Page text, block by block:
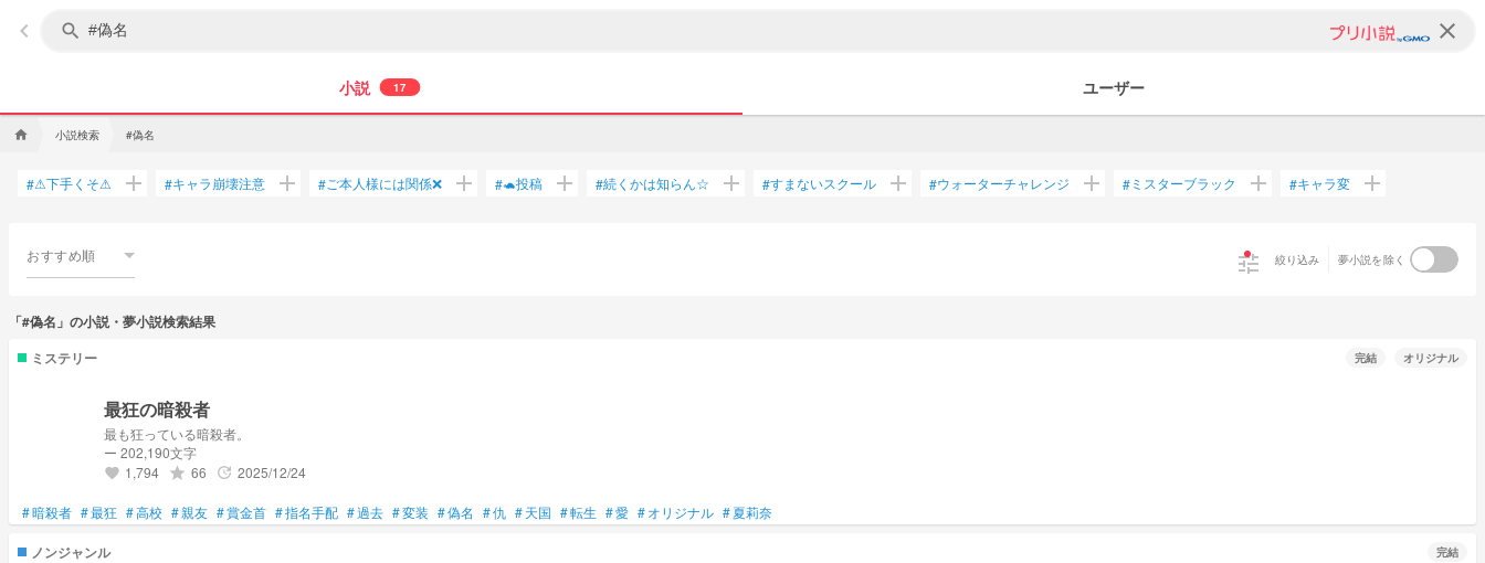
keyboard_arrow_left search clear
小説 17 ユーザー
home 小説検索 #偽名
#⚠下手くそ⚠ add #キャラ崩壊注意 add #ご本人様には関係❌ add #🐢投稿 add #続くかは知らん☆ add #すまないスクール add #ウォーターチャレンジ add #ミスターブラック add #キャラ変 add
おすすめ順 tune 絞り込み 夢小説を除く
「#偽名」の小説・夢小説検索結果
ミステリー
完結 オリジナル
最狂の暗殺者
最も狂っている暗殺者。
ー 202,190文字
favorite 1,794 grade 66 update 2025/12/24
#暗殺者 #最狂 #高校 #親友 #賞金首 #指名手配 #過去 #変装 #偽名 #仇 #天国 #転生 #愛 #オリジナル #夏莉奈
ノンジャンル 完結